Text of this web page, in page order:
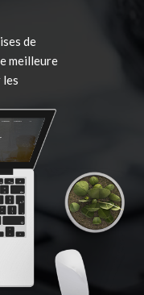
de
meilleure
les